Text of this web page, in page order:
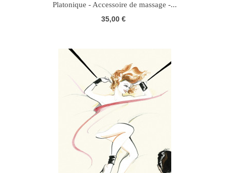
Platonique - Accessoire de massage -...
35,00 €